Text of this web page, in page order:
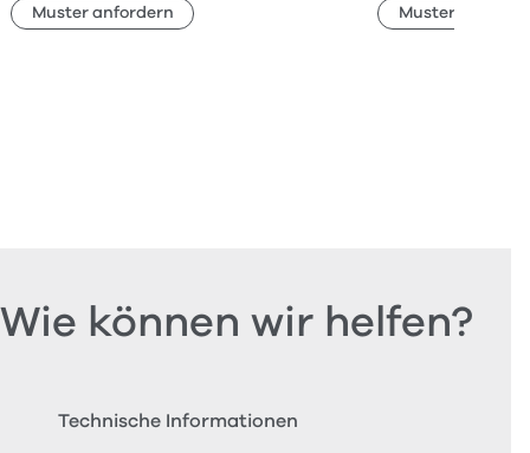
Muster anfordern Muster
Wie können wir helfen?
Technische Informationen